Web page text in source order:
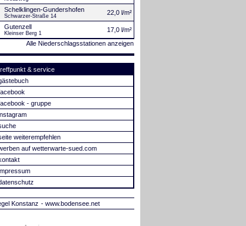
Schelklingen-Gundershofen
Schwarzer-Straße 14 22,0 l/m²
Gutenzell
Kleinser Berg 1
17,0 l/m²
Alle Niederschlagsstationen anzeigen
& service
- gruppe
weiterempfehlen
auf wetterwarte-sued.com
Konstanz - www.bodensee.net